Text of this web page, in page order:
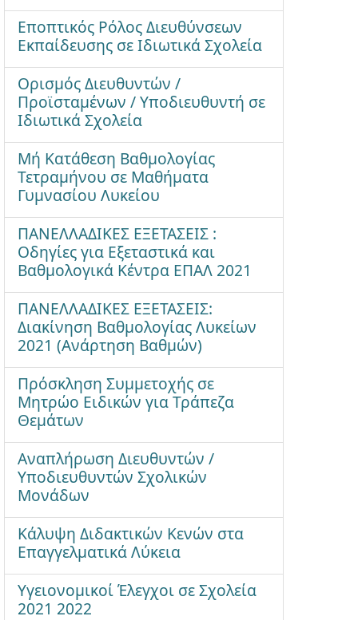
Εποπτικός Ρόλος Διευθύνσεων
Εκπαίδευσης σε Ιδιωτικά Σχολεία
Ορισμός Διευθυντών /
Προϊσταμένων / Υποδιευθυντή σε
Ιδιωτικά Σχολεία
Μή Κατάθεση Βαθμολογίας
Τετραμήνου σε Μαθήματα
Γυμνασίου Λυκείου
ΠΑΝΕΛΛΑΔΙΚΕΣ ΕΞΕΤΑΣΕΙΣ :
Οδηγίες για Εξεταστικά και
Βαθμολογικά Κέντρα ΕΠΑΛ 2021
ΠΑΝΕΛΛΑΔΙΚΕΣ ΕΞΕΤΑΣΕΙΣ:
Διακίνηση Βαθμολογίας Λυκείων
2021 (Ανάρτηση Βαθμών)
Πρόσκληση Συμμετοχής σε
Μητρώο Ειδικών για Τράπεζα
Θεμάτων
Αναπλήρωση Διευθυντών /
Υποδιευθυντών Σχολικών
Μονάδων
Κάλυψη Διδακτικών Κενών στα
Επαγγελματικά Λύκεια
Υγειονομικοί Έλεγχοι σε Σχολεία
2021 2022